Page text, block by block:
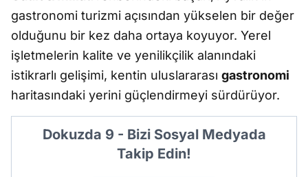
gastronomi turizmi açısından yükselen bir değer
olduğunu bir kez daha ortaya koyuyor. Yerel
işletmelerin kalite ve yenilikçilik alanındaki
istikrarlı gelişimi, kentin uluslararası gastronomi
haritasındaki yerini güçlendirmeyi sürdürüyor.
Dokuzda 9 - Bizi Sosyal Medyada
Takip Edin!